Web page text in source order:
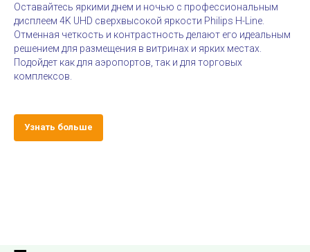
Оставайтесь яркими днем и ночью с профессиональным
дисплеем 4K UHD сверхвысокой яркости Philips H-Line.
Отменная четкость и контрастность делают его идеальным
решением для размещения в витринах и ярких местах.
Подойдет как для аэропортов, так и для торговых
комплексов.
Узнать больше